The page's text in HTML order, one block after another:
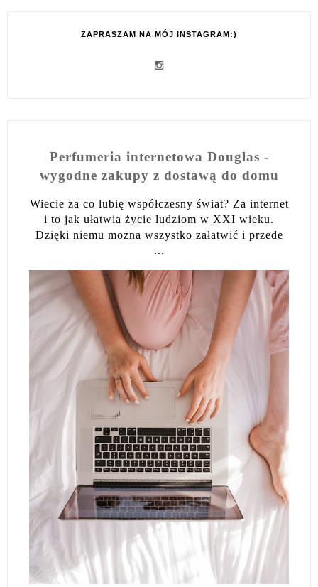
ZAPRASZAM NA MÓJ INSTAGRAM:)
Perfumeria internetowa Douglas -
wygodne zakupy z dostawą do domu
Wiecie za co lubię współczesny świat? Za internet
i to jak ułatwia życie ludziom w XXI wieku.
Dzięki niemu można wszystko załatwić i przede
...